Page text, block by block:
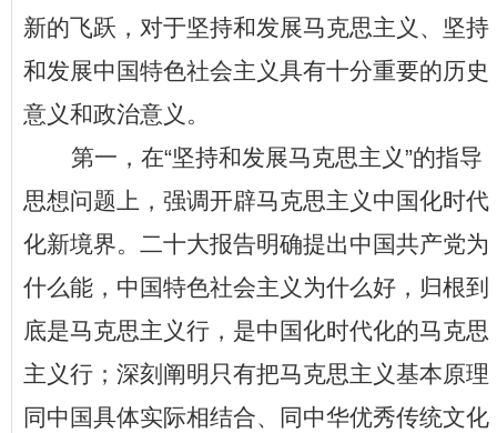
新的飞跃，对于坚持和发展马克思主义、坚持
和发展中国特色社会主义具有十分重要的历史
意义和政治意义。
第一，在“坚持和发展马克思主义”的指导
思想问题上，强调开辟马克思主义中国化时代
化新境界。二十大报告明确提出中国共产党为
什么能，中国特色社会主义为什么好，归根到
底是马克思主义行，是中国化时代化的马克思
主义行；深刻阐明只有把马克思主义基本原理
同中国具体实际相结合、同中华优秀传统文化